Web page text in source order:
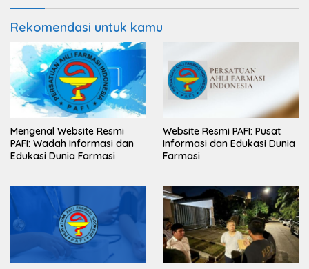
Rekomendasi untuk kamu
Mengenal Website Resmi
PAFI: Wadah Informasi dan
Edukasi Dunia Farmasi
Website Resmi PAFI: Pusat
Informasi dan Edukasi Dunia
Farmasi